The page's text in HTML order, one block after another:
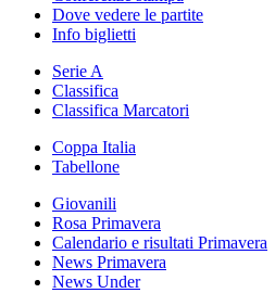
Dove vedere le partite
Info biglietti
Serie A
Classifica
Classifica Marcatori
Coppa Italia
Tabellone
Giovanili
Rosa Primavera
Calendario e risultati Primavera
News Primavera
News Under